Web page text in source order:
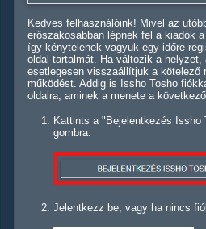
Kedves felhasználóink! Mivel az
erőszakosabban lépnek fel a kiadók
így kénytelenek vagyuk egy időre
oldal tartalmát. Ha változik a
esetlegesen visszaállítjuk a kötelező
működést. Addig is Issho Tosho
oldalra, aminek a menete a
Kattints a "Bejelentkezés Issho
gombra:
Jelentkezz be, vagy ha nincs